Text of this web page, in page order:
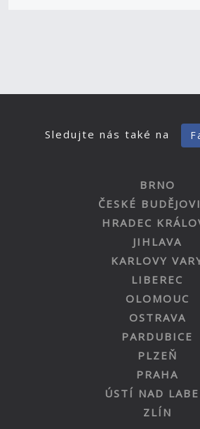
Sledujte nás také na
BRNO
ČESKÉ
HRADEC
JIHLAVA
KARLOVY
LIBEREC
OLOMOUC
OSTRAVA
PARDUBICE
PLZEŇ
PRAHA
ÚSTÍ NAD
ZLÍN